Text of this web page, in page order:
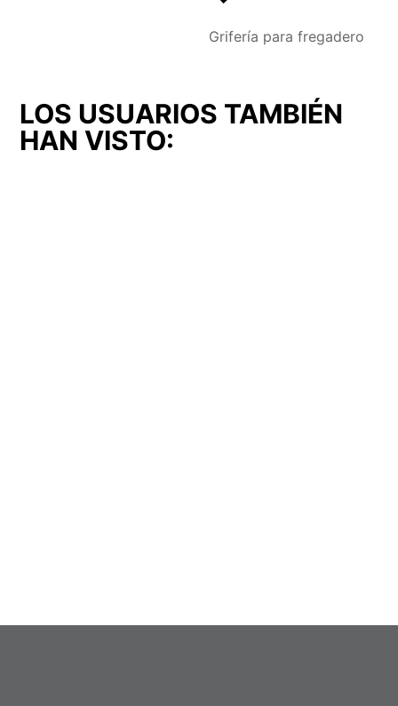
Grifería para fregadero
LOS USUARIOS TAMBIÉN
HAN VISTO: